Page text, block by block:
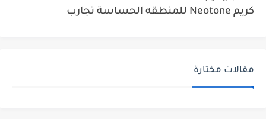
كريم Neotone للمنطقه الحساسة تجارب
مقالات مختارة